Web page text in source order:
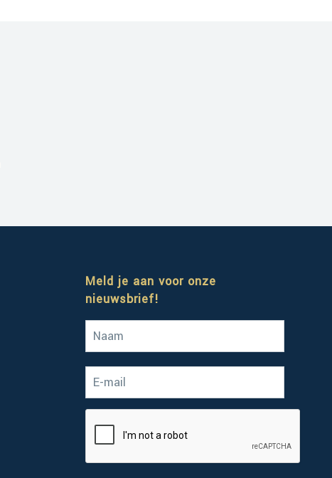
Meld je aan voor onze
nieuwsbrief!